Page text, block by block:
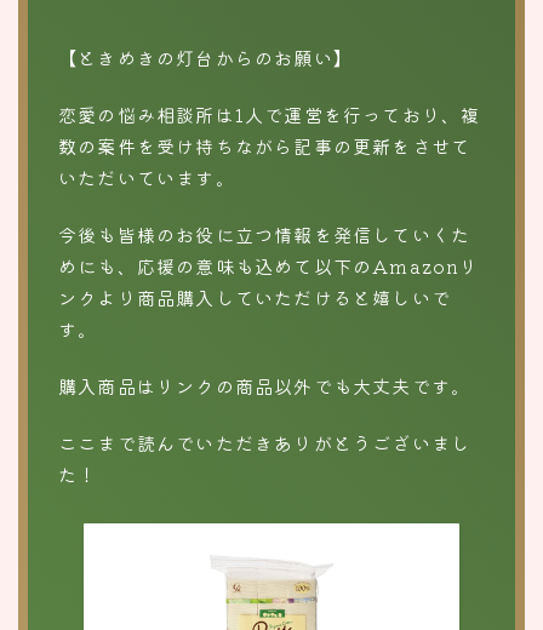
【ときめきの灯台からのお願い】
恋愛の悩み相談所は1人で運営を行っており、複
数の案件を受け持ちながら記事の更新をさせて
いただいています。
今後も皆様のお役に立つ情報を発信していくた
めにも、応援の意味も込めて以下のAmazonリ
ンクより商品購入していただけると嬉しいで
す。
購入商品はリンクの商品以外でも大丈夫です。
ここまで読んでいただきありがとうございまし
た！